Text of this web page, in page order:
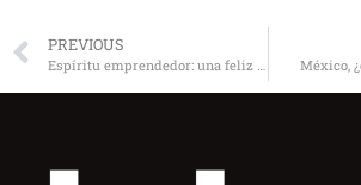
PREVIOUS
México,